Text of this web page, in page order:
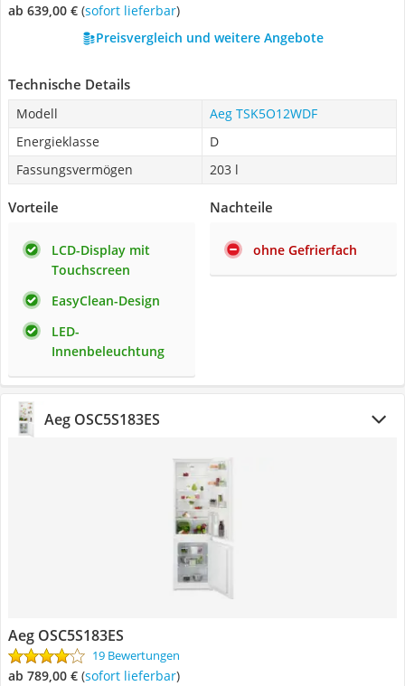
ab 639,00 € ( Sofort lieferbar)
Preisvergleich und weitere Angebote
Technische Details
Modell
Aeg TSK5O12WDF
Energieklasse
D
Fassungsvermögen
203 l
Vorteile
LCD-Display mit
Touchscreen
EasyClean-Design
LED-
Innenbeleuchtung
Nachteile
ohne Gefrierfach
Aeg OSC5S183ES
Aeg OSC5S183ES
19 Bewertungen
ab 789,00 € ( Sofort lieferbar)